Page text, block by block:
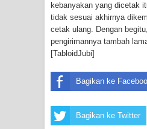
Tersangka
Lingkar
Papuan Artisans
at Indonesia's
Anniversary in
kebanyakan yang dicetak
tidak sesuai akhirnya
cetak ulang. Dengan
pengirimannya tambah
[TabloidJubi]
Bagikan ke
Bagikan ke Twitter